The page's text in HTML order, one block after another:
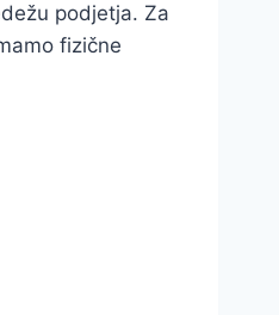
podjetja. Za
fizične